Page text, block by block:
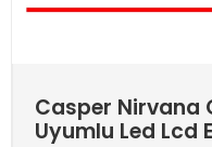
Casper Nirvana
Uyumlu Led Lcd